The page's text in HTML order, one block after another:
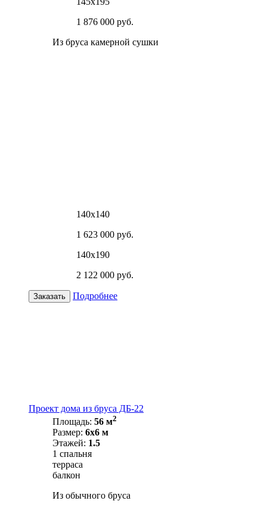
1 876 000 руб.
Из бруса камерной сушки
140х140
1 623 000 руб.
140х190
2 122 000 руб.
Заказать Подробнее
Проект дома из бруса ДБ-22
Площадь: 56 м2
Размер: 6х6 м
Этажей: 1.5
1 спальня
терраса
балкон
Из обычного бруса